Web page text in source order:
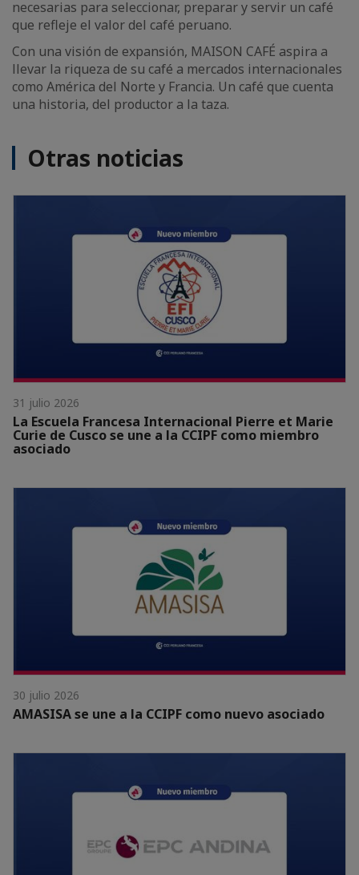
necesarias para seleccionar, preparar y servir un café
que refleje el valor del café peruano.
Con una visión de expansión, MAISON CAFÉ aspira a
llevar la riqueza de su café a mercados internacionales
como América del Norte y Francia. Un café que cuenta
una historia, del productor a la taza.
Otras noticias
31 julio 2026
La Escuela Francesa Internacional Pierre et Marie
Curie de Cusco se une a la CCIPF como miembro
asociado
30 julio 2026
AMASISA se une a la CCIPF como nuevo asociado